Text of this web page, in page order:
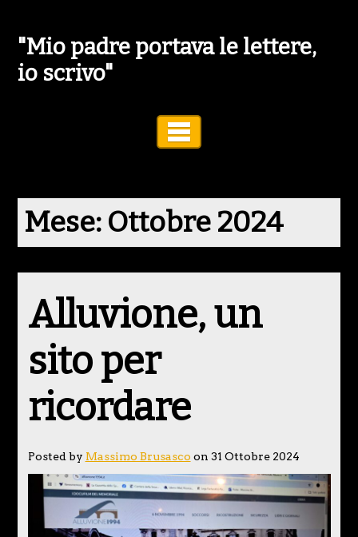
"Mio padre portava le lettere,
io scrivo"
Mese: Ottobre 2024
Alluvione, un
sito per
ricordare
Posted by Massimo Brusasco on 31 Ottobre 2024